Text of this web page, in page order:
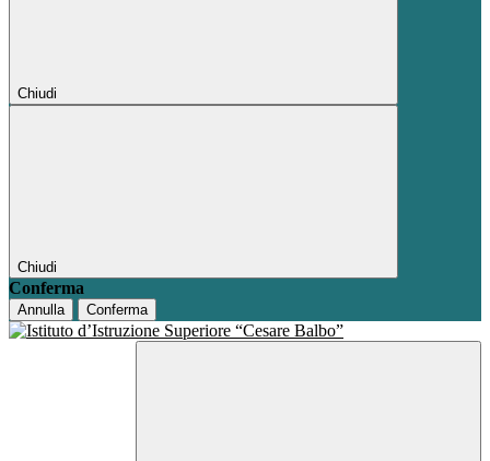
Chiudi
Chiudi
Conferma
Annulla Conferma